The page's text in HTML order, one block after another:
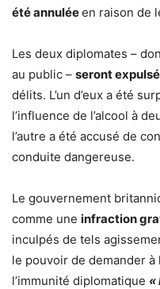
été annuléeen raison de
Les deux diplomates –
au public – seront
délits. L’un d’eux a été
l’influence de l’alcool à
l’autre a été accusé de
conduite dangereuse.
Le gouvernement
comme une infraction
inculpés de tels
le pouvoir de demander à
l’immunité diplomatique «